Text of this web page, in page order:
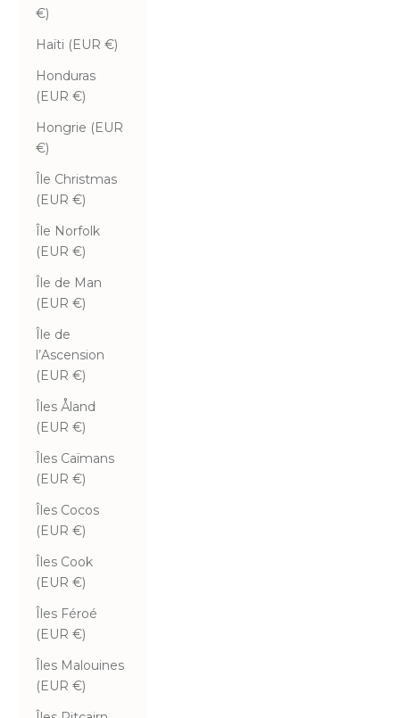
€)
Haïti (EUR €)
Honduras
(EUR €)
Hongrie (EUR
€)
Île Christmas
(EUR €)
Île Norfolk
(EUR €)
Île de Man
(EUR €)
Île de
l’Ascension
(EUR €)
Îles Åland
(EUR €)
Îles Caïmans
(EUR €)
Îles Cocos
(EUR €)
Îles Cook
(EUR €)
Îles Féroé
(EUR €)
Îles Malouines
(EUR €)